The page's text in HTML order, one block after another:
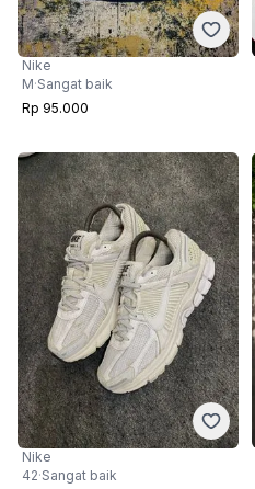
Nike
M·Sangat baik
Rp 95.000
Nike
42·Sangat baik